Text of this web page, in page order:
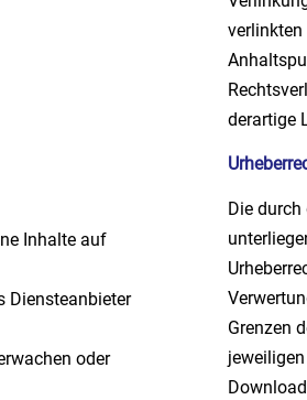
Inhalte auf
Diensteanbieter
oder
verlinkten
derartige
Die durch
Grenzen